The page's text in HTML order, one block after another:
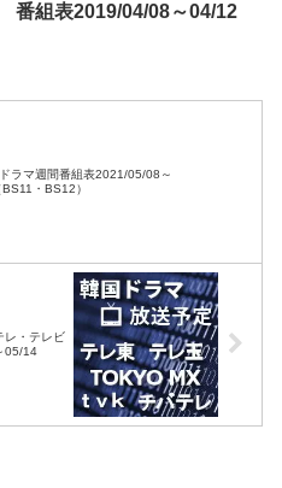
番組表2019/04/08～04/12
ラマ週間番組表2021/05/08～
・BS12）
レ・テレビ
05/14